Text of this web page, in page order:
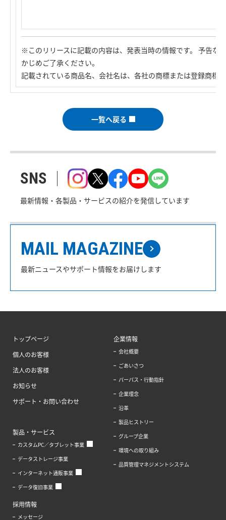
※このリリースに記載の内容は、発表当時の情報です。 予告な
かじめご了承ください。
記載されている商品名、会社名は、各社の商標または登録商標
一覧へ戻る
SNS
最新情報・各製品・サービスの紹介を発信しています
MAIL MAGAZINE
最新ニュースやサポート情報をお届けします
トップページ
個人のお客様
法人のお客様
お知らせ
サポート・お問い合わせ
製品・サービス
カスタムPC／タブレット事業
データストレージ事業
インターネット通販事業
データ復旧事業
企業情報
会社概要
ごあいさつ
パーパス・行動指針
企業理念
沿革
製品ヒストリー
グループ企業
環境への取り組み
品質管理マネジメントシステム
採用情報
メッセージ